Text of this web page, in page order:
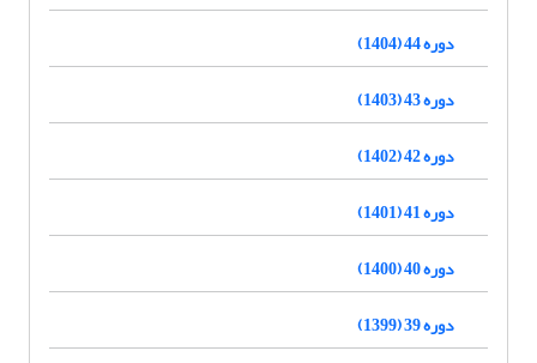
دوره 44 (1404)
دوره 43 (1403)
دوره 42 (1402)
دوره 41 (1401)
دوره 40 (1400)
دوره 39 (1399)